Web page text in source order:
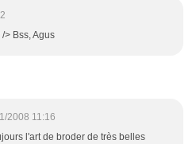
> Bss, Agus
2008 11:16
l'art de broder de très belles